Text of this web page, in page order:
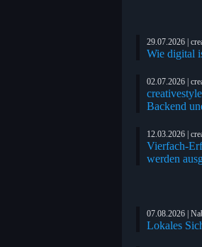
29.07.2026 |
Wie digital
02.07.2026 |
Backend
12.03.2026 |
Vierfach-
werden
07.08.2026 |
Lokales